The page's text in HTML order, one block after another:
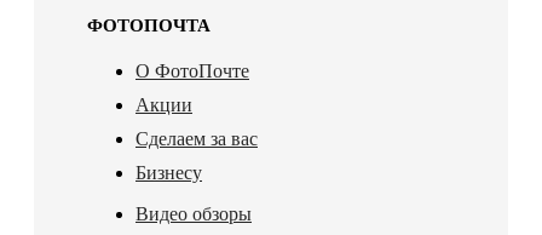
ФОТОПОЧТА
О ФотоПочте
Акции
Сделаем за вас
Бизнесу
Видео обзоры